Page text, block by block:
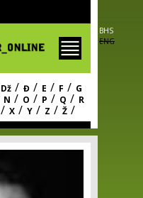
BHS
ENG
Dž / Đ / E / F / G
N / O / P / Q / R
/ X / Y / Z / Ž /